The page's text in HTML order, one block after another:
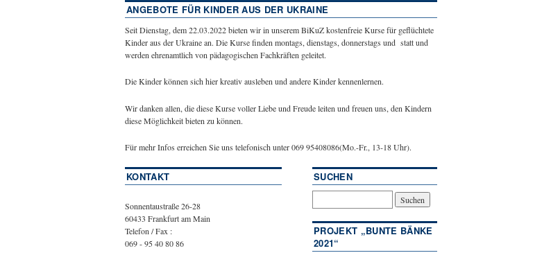
ANGEBOTE FÜR KINDER AUS DER UKRAINE
Seit Dienstag, dem 22.03.2022 bieten wir in unserem BiKuZ kostenfreie Kurse für geflüchtete
Kinder aus der Ukraine an. Die Kurse finden montags, dienstags, donnerstags und statt und
werden ehrenamtlich von pädagogischen Fachkräften geleitet.
Die Kinder können sich hier kreativ ausleben und andere Kinder kennenlernen.
Wir danken allen, die diese Kurse voller Liebe und Freude leiten und freuen uns, den Kindern
diese Möglichkeit bieten zu können.
Für mehr Infos erreichen Sie uns telefonisch unter 069 95408086(Mo.-Fr., 13-18 Uhr).
KONTAKT
Sonnentaustraße 26-28
60433 Frankfurt am Main
Telefon / Fax :
069 - 95 40 80 86
SUCHEN
PROJEKT „BUNTE BÄNKE
2021“